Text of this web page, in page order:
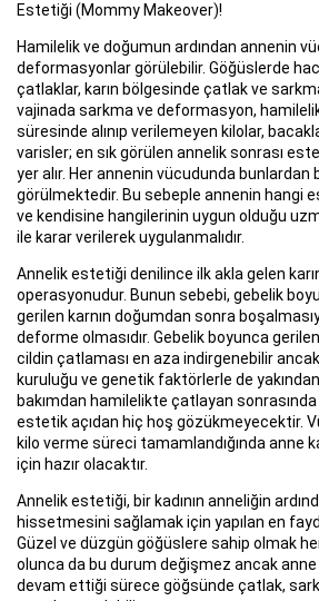
Estetiği (Mommy Makeover)!
Hamilelik ve doğumun ardından annenin
deformasyonlar görülebilir. Göğüslerde
çatlaklar, karın bölgesinde çatlak ve
vajinada sarkma ve deformasyon,
süresinde alınıp verilemeyen kilolar,
varisler; en sık görülen annelik sonrası
yer alır. Her annenin vücudunda bunlardan
görülmektedir. Bu sebeple annenin hangi
ve kendisine hangilerinin uygun olduğu
ile karar verilerek uygulanmalıdır.
Annelik estetiği denilince ilk akla gelen
operasyonudur. Bunun sebebi, gebelik
gerilen karnın doğumdan sonra
deforme olmasıdır. Gebelik boyunca
cildin çatlaması en aza indirgenebilir
kuruluğu ve genetik faktörlerle de yakından
bakımdan hamilelikte çatlayan sonrasında
estetik açıdan hiç hoş gözükmeyecektir.
kilo verme süreci tamamlandığında anne
için hazır olacaktır.
Annelik estetiği, bir kadının anneliğin
hissetmesini sağlamak için yapılan en
Güzel ve düzgün göğüslere sahip olmak
olunca da bu durum değişmez ancak
devam ettiği sürece göğsünde çatlak,